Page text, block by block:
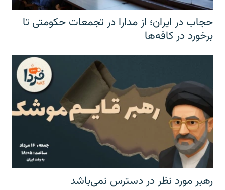
حجاب در ایران؛ از مدارا در تجمعات حکومتی تا
برخورد در کافه‌ها
رهبر مورد نظر در دسترس نمی‌باشد